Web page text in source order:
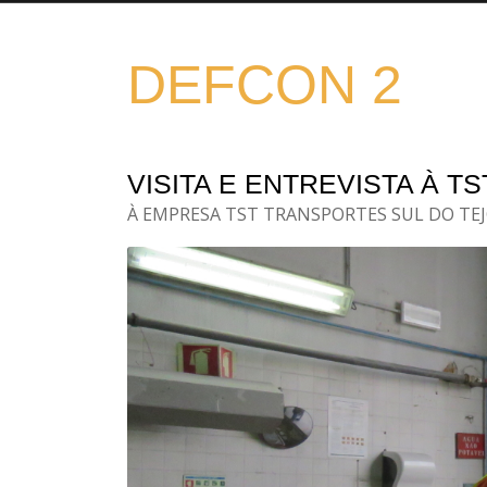
DEFCON 2
VISITA E ENTREVISTA À
À EMPRESA TST TRANSPORTES SUL DO